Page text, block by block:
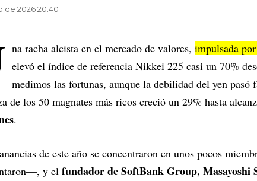
de 2026 20.40
na racha alcista en el mercado de valores, impulsada
elevó el índice de referencia Nikkei 225 casi un 70%
medimos las fortunas, aunque la debilidad del yen pasó
de los 50 magnates más ricos creció un 29% hasta
.
de este año se concentraron en unos pocos
y el fundador de SoftBank Group, Masayoshi